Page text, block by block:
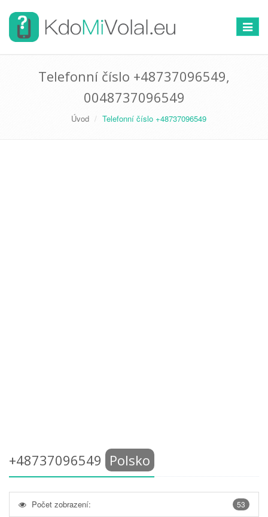
Telefonní číslo +48737096549,
0048737096549
Úvod Telefonní číslo +48737096549
+48737096549 Polsko
53
Počet zobrazení: